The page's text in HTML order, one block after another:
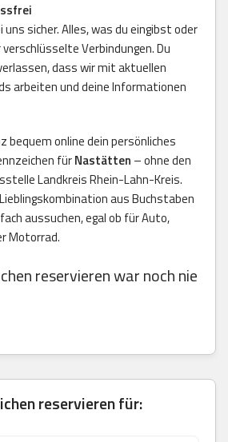
uns sicher. Alles, was du eingibst oder
Verbindungen. Du
dass wir mit aktuellen
arbeiten und deine Informationen
bequem online dein persönliches
fürNastätten – ohne den
Landkreis Rhein-Lahn-Kreis.
aus Buchstaben
aussuchen, egal ob für Auto,
Motorrad.
reservieren war noch nie
reservieren für: